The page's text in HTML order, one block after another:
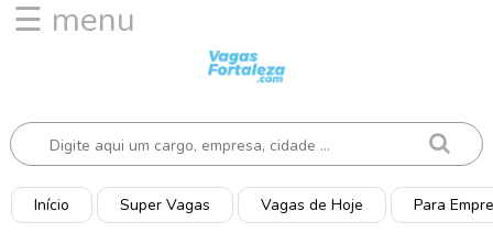
☰ menu
í
c
i
o
Início Super Vagas Vagas de Hoje Para